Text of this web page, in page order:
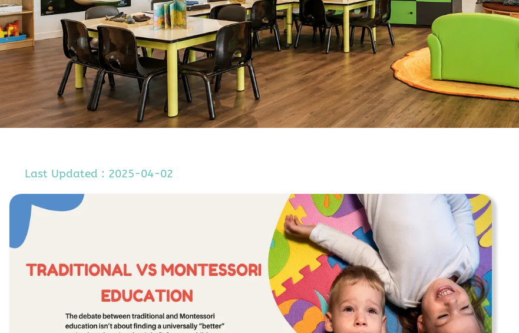
Last Updated : 2025-04-02